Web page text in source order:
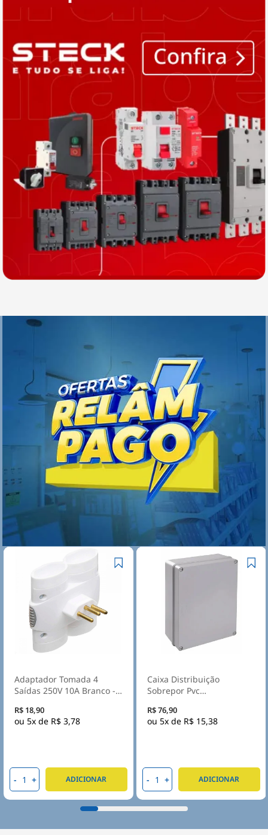
Adaptador Tomada 4
Saídas 250V 10A Branco -
R$ 18,90
5x de R$ 3,78
- + ADICIONAR
Caixa Distribuição
Sobrepor Pvc
Embutes Ip55 Tampa
Opaca - Steck
R$ 76,90
5x de R$ 15,38
- + ADICIONAR